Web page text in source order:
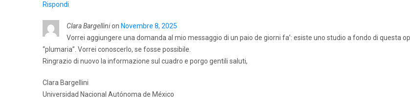
Rispondi
Clara Bargellinion Novembre 8, 2025
Vorrei aggiungere una domanda al mio messaggio di un paio de giorni fa’: esiste uno studio a fondo di questa
“plumaria”. Vorrei conoscerlo, se fosse possibile.
Ringrazio di nuovo la informazione sul cuadro e porgo gentili saluti,
Clara Bargellini
Universidad Nacional Autónoma de México